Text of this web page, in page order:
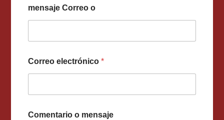
mensaje Correo o
Correo electrónico *
Comentario o mensaje